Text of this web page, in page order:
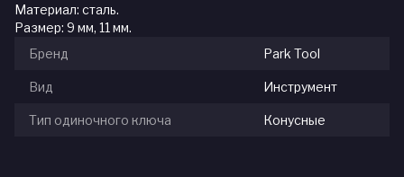
Материал: сталь.
Размер: 9 мм, 11 мм.
Бренд
Park Tool
Вид Инструмент
Тип одиночного ключа Конусные